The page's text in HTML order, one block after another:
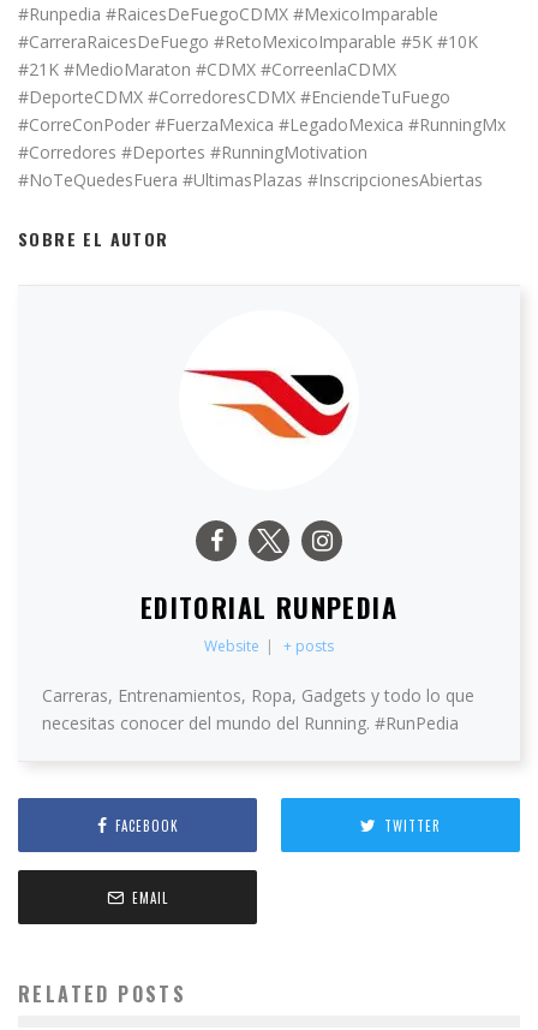
#Runpedia #RaicesDeFuegoCDMX #MexicoImparable
#CarreraRaicesDeFuego #RetoMexicoImparable #5K #10K
#21K #MedioMaraton #CDMX #CorreenlaCDMX
#DeporteCDMX #CorredoresCDMX #EnciendeTuFuego
#CorreConPoder #FuerzaMexica #LegadoMexica #RunningMx
#Corredores #Deportes #RunningMotivation
#NoTeQuedesFuera #UltimasPlazas #InscripcionesAbiertas
SOBRE EL AUTOR
EDITORIAL RUNPEDIA
Website | + posts
Carreras, Entrenamientos, Ropa, Gadgets y todo lo que
necesitas conocer del mundo del Running. #RunPedia
FACEBOOK TWITTER
EMAIL
RELATED POSTS